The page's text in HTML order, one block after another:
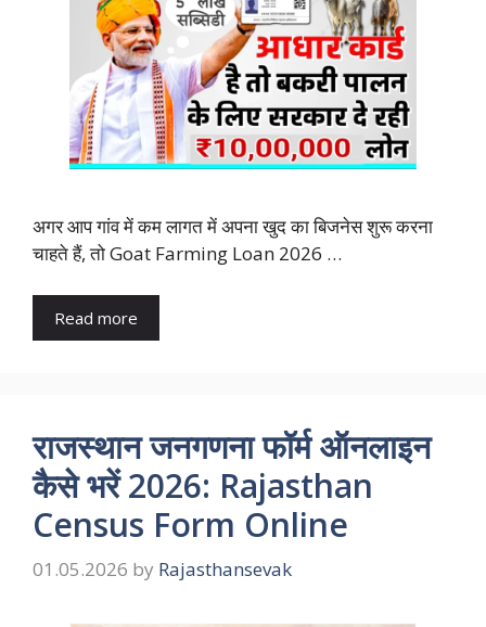
अगर आप गांव में कम लागत में अपना खुद का बिजनेस शुरू करना
चाहते हैं, तो Goat Farming Loan 2026 …
Read more
राजस्थान जनगणना फॉर्म ऑनलाइन
कैसे भरें 2026: Rajasthan
Census Form Online
01.05.2026 by Rajasthansevak